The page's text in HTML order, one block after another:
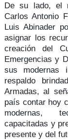
De su lado, el
Carlos Antonio
Luis Abinader
asignar los
creación del
Emergencias y
sus modernas
respaldo
Armadas, al
país contar hoy
modernas,
capacitadas y
presente y del